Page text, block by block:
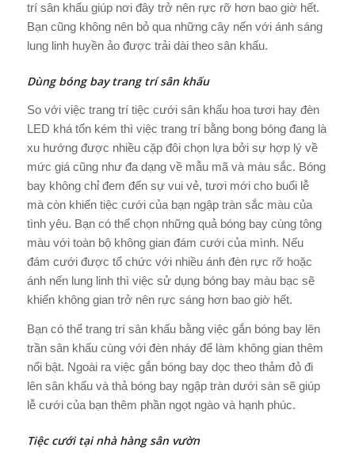
trí sân khấu giúp nơi đây trở nên rực rỡ hơn bao giờ hết.
Bạn cũng không nên bỏ qua những cây nến với ánh sáng
lung linh huyền ảo được trải dài theo sân khấu.
Dùng bóng bay trang trí sân khấu
So với việc trang trí tiệc cưới sân khấu hoa tươi hay đèn
LED khá tốn kém thì việc trang trí bằng bong bóng đang là
xu hướng được nhiều cặp đôi chọn lựa bởi sự hợp lý về
mức giá cũng như đa dạng về mẫu mã và màu sắc. Bóng
bay không chỉ đem đến sự vui vẻ, tươi mới cho buổi lễ
mà còn khiến tiệc cưới của bạn ngập tràn sắc màu của
tình yêu. Bạn có thể chọn những quả bóng bay cùng tông
màu với toàn bộ không gian đám cưới của mình. Nếu
đám cưới được tổ chức với nhiều ánh đèn rực rỡ hoặc
ánh nến lung linh thì việc sử dụng bóng bay màu bạc sẽ
khiến không gian trở nên rực sáng hơn bao giờ hết.
Bạn có thể trang trí sân khấu bằng việc gắn bóng bay lên
trần sân khấu cùng với đèn nháy để làm không gian thêm
nổi bật. Ngoài ra việc gắn bóng bay dọc theo thảm đỏ đi
lên sân khấu và thả bóng bay ngập tràn dưới sàn sẽ giúp
lễ cưới của bạn thêm phần ngọt ngào và hạnh phúc.
Tiệc cưới tại nhà hàng sân vườn